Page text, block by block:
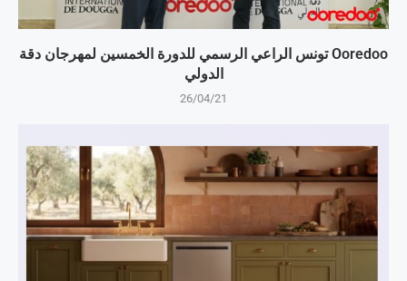
Ooredoo تونس الراعي الرسمي للدورة الخمسين لمهرجان دقة
الدولي
26/04/21